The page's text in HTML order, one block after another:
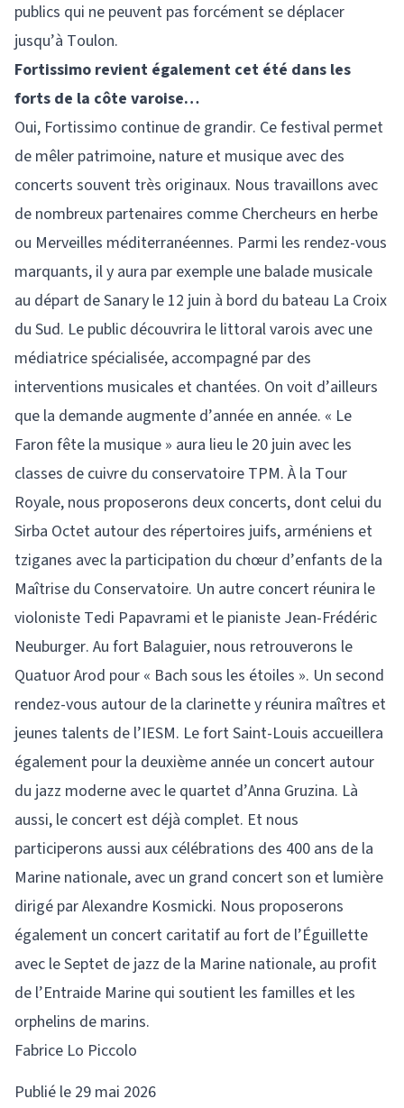
publics qui ne peuvent pas forcément se déplacer
jusqu’à Toulon.
Fortissimo revient également cet été dans les
forts de la côte varoise…
Oui, Fortissimo continue de grandir. Ce festival permet
de mêler patrimoine, nature et musique avec des
concerts souvent très originaux. Nous travaillons avec
de nombreux partenaires comme Chercheurs en herbe
ou Merveilles méditerranéennes. Parmi les rendez-vous
marquants, il y aura par exemple une balade musicale
au départ de Sanary le 12 juin à bord du bateau La Croix
du Sud. Le public découvrira le littoral varois avec une
médiatrice spécialisée, accompagné par des
interventions musicales et chantées. On voit d’ailleurs
que la demande augmente d’année en année. « Le
Faron fête la musique » aura lieu le 20 juin avec les
classes de cuivre du conservatoire TPM. À la Tour
Royale, nous proposerons deux concerts, dont celui du
Sirba Octet autour des répertoires juifs, arméniens et
tziganes avec la participation du chœur d’enfants de la
Maîtrise du Conservatoire. Un autre concert réunira le
violoniste Tedi Papavrami et le pianiste Jean-Frédéric
Neuburger. Au fort Balaguier, nous retrouverons le
Quatuor Arod pour « Bach sous les étoiles ». Un second
rendez-vous autour de la clarinette y réunira maîtres et
jeunes talents de l’IESM. Le fort Saint-Louis accueillera
également pour la deuxième année un concert autour
du jazz moderne avec le quartet d’Anna Gruzina. Là
aussi, le concert est déjà complet. Et nous
participerons aussi aux célébrations des 400 ans de la
Marine nationale, avec un grand concert son et lumière
dirigé par Alexandre Kosmicki. Nous proposerons
également un concert caritatif au fort de l’Éguillette
avec le Septet de jazz de la Marine nationale, au profit
de l’Entraide Marine qui soutient les familles et les
orphelins de marins.
Fabrice Lo Piccolo
Publié le 29 mai 2026